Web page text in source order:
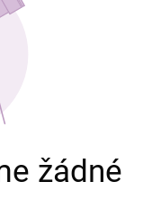
žádné